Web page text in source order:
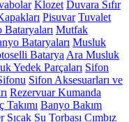
Klozet Duvara Sıfır
Pisuvar Tuvalet
Bataryaları Mutfak
Bataryaları Musluk
Batarya Ara Musluk
Yedek Parçaları Sifon
Sifon Aksesuarları ve
Rezervuar Kumanda
Takımı Banyo Bakım
Sıcak Su Torbası Cımbız